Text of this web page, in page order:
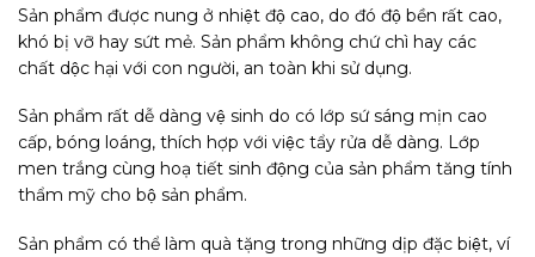
Sản phẩm được nung ở nhiệt độ cao, do đó độ bền rất cao,
khó bị vỡ hay sứt mẻ. Sản phẩm không chứ chì hay các
chất dộc hại với con người, an toàn khi sử dụng.
Sản phẩm rất dễ dàng vệ sinh do có lớp sứ sáng mịn cao
cấp, bóng loáng, thích hợp với việc tẩy rửa dễ dàng. Lớp
men trắng cùng hoạ tiết sinh động của sản phẩm tăng tính
thẩm mỹ cho bộ sản phẩm.
Sản phẩm có thể làm quà tặng trong những dịp đặc biệt, ví